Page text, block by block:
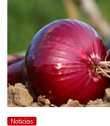
Noticias